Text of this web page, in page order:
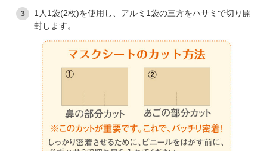
1人1袋(2枚)を使用し、アルミ1袋の三方をハサミで切り開
封します。